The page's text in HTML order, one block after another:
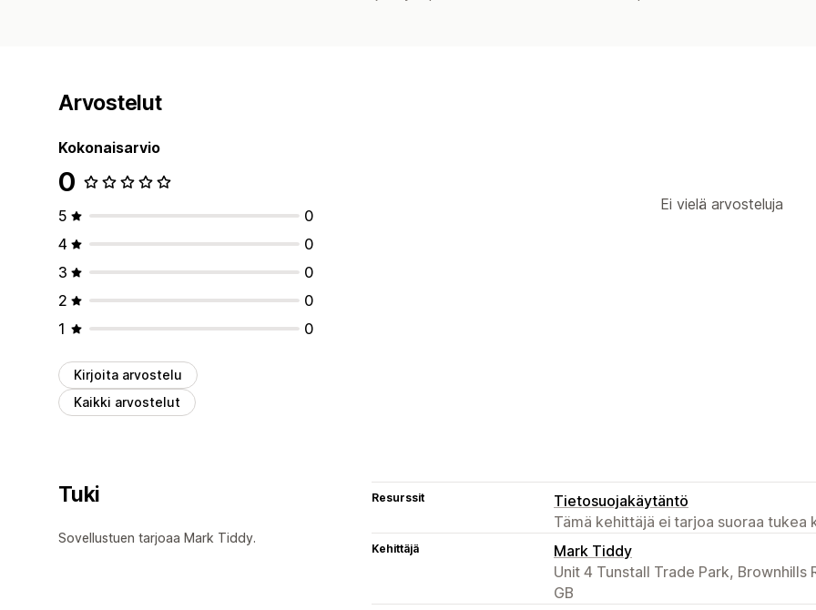
Arvostelut
Kokonaisarvio
0
5
0
4
0
3
0
2
0
1
0
Kirjoita arvostelu
Kaikki arvostelut
Ei vielä arvosteluja
Tuki
Sovellustuen tarjoaa Mark Tiddy.
Resurssit
Tietosuojakäytäntö
Tämä kehittäjä ei tarjoa suoraa tukea
Kehittäjä
Mark Tiddy
Unit 4 Tunstall Trade Park, Brownhills
GB